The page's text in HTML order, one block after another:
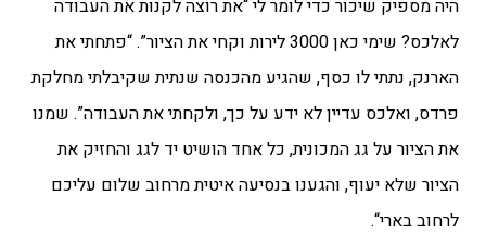
היה מספיק שיכור כדי לומר לי “את רוצה לקנות את העבודה
לאלכס? שימי כאן 3000 לירות וקחי את הציור”. “פתחתי את
הארנק, נתתי לו כסף, שהגיע מהכנסה שנתית שקיבלתי מחלקת
פרדס, ואלכס עדיין לא ידע על כך, ולקחתי את העבודה”. שמנו
את הציור על גג המכונית, כל אחד הושיט יד לגג והחזיק את
הציור שלא יעוף, והגענו בנסיעה איטית מרחוב שלום עליכם
לרחוב בארי“.